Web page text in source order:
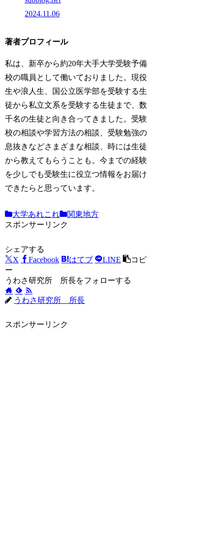
2024.11.06
著者プロフィール
私は、新卒から約20年大手大学受験予備
校の職員として働いておりました。現役
生や浪人生、国公立医学部を受験する生
徒から私立文系を受験する生徒まで、数
千名の生徒と向き合ってきました。受験
校の相談や学習方法の相談、受験勉強の
息抜きなどさまざまな相談、時には生徒
から教えてもらうことも。今までの経験
を少しでも受験生に役立つ情報をお届け
できたらと思っています。
大学あれこれ
関東地方
スポンサーリンク
シェアする
X
Facebook はてブ LINE
コピ
ー
うわさ研究所 所長をフォローする
うわさ研究所 所長
スポンサーリンク